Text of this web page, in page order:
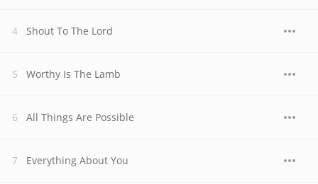
Shout To The Lord
Worthy Is The Lamb
All Things Are Possible
Everything About You